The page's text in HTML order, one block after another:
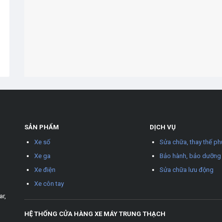
SẢN PHẨM
Xe số
Xe ga
Xe điện
Xe côn tay
DỊCH VỤ
Sửa chữa, thay thế
Bảo hành, bảo dưỡng
Sửa chữa lưu động
HỆ THỐNG CỬA HÀNG XE MÁY TRUNG THẠCH